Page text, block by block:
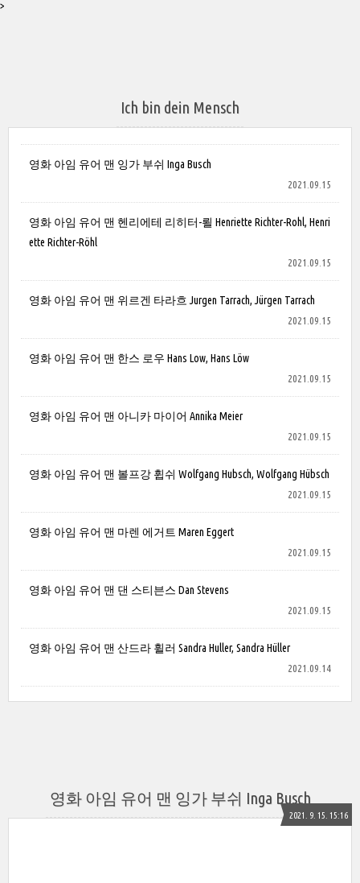
>
Ich bin dein Mensch
영화 아임 유어 맨 잉가 부쉬 Inga Busch
2021.09.15
영화 아임 유어 맨 헨리에테 리히터-뢸 Henriette Richter-Rohl, Henri
ette Richter-Röhl
2021.09.15
영화 아임 유어 맨 위르겐 타라흐 Jurgen Tarrach, Jürgen Tarrach
2021.09.15
영화 아임 유어 맨 한스 로우 Hans Low, Hans Löw
2021.09.15
영화 아임 유어 맨 아니카 마이어 Annika Meier
2021.09.15
영화 아임 유어 맨 볼프강 휩쉬 Wolfgang Hubsch, Wolfgang Hübsch
2021.09.15
영화 아임 유어 맨 마렌 에거트 Maren Eggert
2021.09.15
영화 아임 유어 맨 댄 스티븐스 Dan Stevens
2021.09.15
영화 아임 유어 맨 산드라 휠러 Sandra Huller, Sandra Hüller
2021.09.14
영화 아임 유어 맨 잉가 부쉬 Inga Busch
2021. 9. 15. 15:16